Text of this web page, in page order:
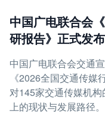
中国广电联合会
研报告》正式发布
中国广电联合会交通
《2026全国交通传
对145家交通传媒机
上的现状与发展路径。